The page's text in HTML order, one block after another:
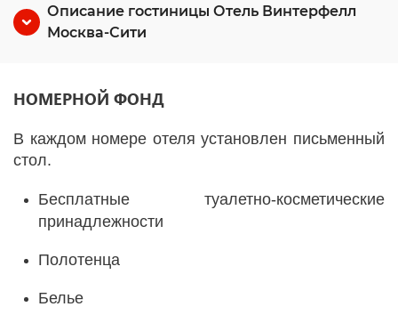
Описание гостиницы Отель Винтерфелл
Москва-Сити
НОМЕРНОЙ ФОНД
В каждом номере отеля установлен письменный
стол.
Бесплатные туалетно-косметические
принадлежности
Полотенца
Белье